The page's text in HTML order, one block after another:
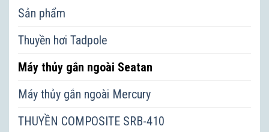
Sản phẩm
Thuyền hơi Tadpole
Máy thủy gắn ngoài Seatan
Máy thủy gắn ngoài Mercury
THUYỀN COMPOSITE SRB-410